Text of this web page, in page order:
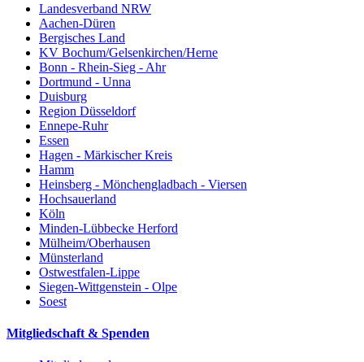
Landesverband NRW
Aachen-Düren
Bergisches Land
KV Bochum/Gelsenkirchen/Herne
Bonn - Rhein-Sieg - Ahr
Dortmund - Unna
Duisburg
Region Düsseldorf
Ennepe-Ruhr
Essen
Hagen - Märkischer Kreis
Hamm
Heinsberg - Mönchengladbach - Viersen
Hochsauerland
Köln
Minden-Lübbecke Herford
Mülheim/Oberhausen
Münsterland
Ostwestfalen-Lippe
Siegen-Wittgenstein - Olpe
Soest
Mitgliedschaft & Spenden